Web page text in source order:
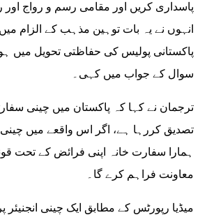
پاسداری کریں اور مقامی رسم و رواج اور
انہوں نے یہ بات توہین مذہب کے الزام
پاکستانی پولیس کی حفاظتی تحویل میں
سوال کے جواب میں کہی۔
ترجمان نے کہا کہ پاکستان میں چینی
تصدیق کررہا ہے، اگر اس واقعے میں
ہمارا سفارت خانہ اپنی فرائض کے تحت
معاونت فراہم کرے گا۔
میڈیا رپورٹس کے مطابق ایک چینی انجنیئر